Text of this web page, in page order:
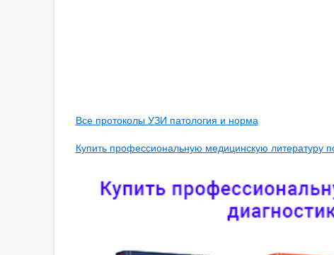
Все протоколы УЗИ патология и норма
Купить профессиональную медицинскую литературу